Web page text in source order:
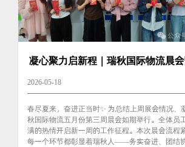
凝心聚力启新程｜瑞秋国际物流晨
2026-05-18
春尽夏来，奋进正当时✨ 为总结上周展会情况、
秋国际物流五月份第三周晨会如期举行。全体员
满的热情开启新一周的工作征程。本次晨会流程
每一个环节都彰显着瑞秋人——务实奋进、团结